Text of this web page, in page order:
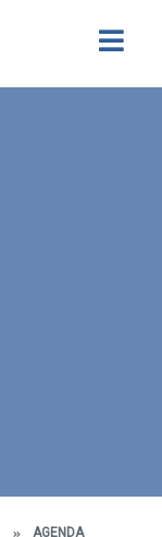
AGENDA